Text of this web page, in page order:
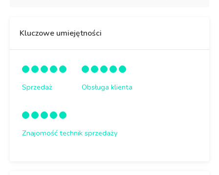
Kluczowe umiejętności
Sprzedaż Obsługa klienta
Znajomość technik sprzedaży